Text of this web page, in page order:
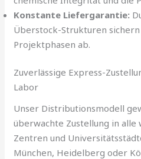
Konstante Liefergarantie:
Überstock-Strukturen
Projektphasen ab.
Zuverlässige Express-
Labor
Unser Distributionsmodell
überwachte Zustellung in alle
Zentren und
München, Heidelberg oder